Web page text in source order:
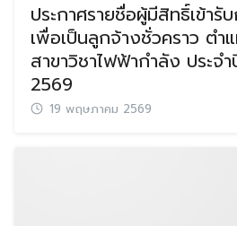
ประกาศรายชื่อผู้มีสิทธิ์เข้ารั
เพื่อเป็นลูกจ้างชั่วคราว ต
สาขาวิชาไฟฟ้ากำลัง ประจ
2569
19 พฤษภาคม 2569